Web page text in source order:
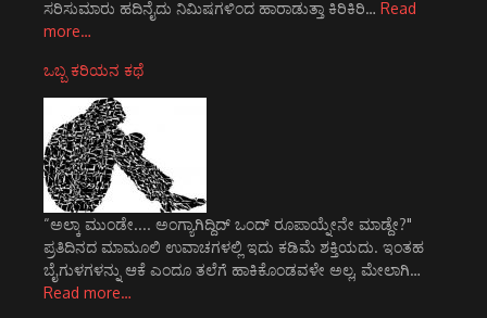
ಸರಿಸುಮಾರು ಹದಿನೈದು ನಿಮಿಷಗಳಿಂದ ಹಾರಾಡುತ್ತಾ ಕಿರಿಕಿರಿ… Read
more…
ಒಬ್ಬ ಕರಿಯನ ಕಥೆ
“ಅಲ್ಕಾ ಮುಂಡೇ.... ಅಂಗ್ಯಾಗಿದ್ದಿದ್ ಒಂದ್ ರೂಪಾಯ್ನೇನೇ ಮಾಡ್ದೇ?"
ಪ್ರತಿದಿನದ ಮಾಮೂಲಿ ಉವಾಚಗಳಲ್ಲಿ ಇದು ಕಡಿಮೆ ಶಕ್ತಿಯದು. ಇಂತಹ
ಬೈಗುಳಗಳನ್ನು ಆಕೆ ಎಂದೂ ತಲೆಗೆ ಹಾಕಿಕೊಂಡವಳೇ ಅಲ್ಲ, ಮೇಲಾಗಿ…
Read more…